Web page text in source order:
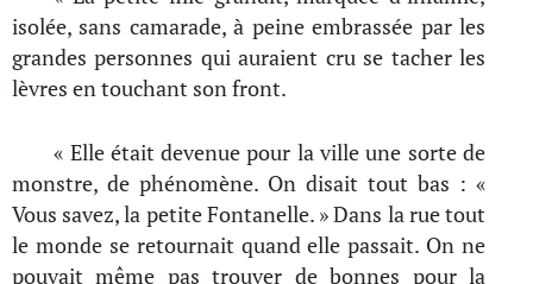
isolée, sans camarade, à peine embrassée par les
grandes personnes qui auraient cru se tacher les
lèvres en touchant son front.
« Elle était devenue pour la ville une sorte de
monstre, de phénomène. On disait tout bas : «
Vous savez, la petite Fontanelle. » Dans la rue tout
le monde se retournait quand elle passait. On ne
pouvait même pas trouver de bonnes pour la